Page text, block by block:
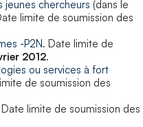
jeunes chercheurs (dans le
limite de soumission des
-P2N. Date limite de
2012.
ou services à fort
de soumission des
Date limite de soumission des